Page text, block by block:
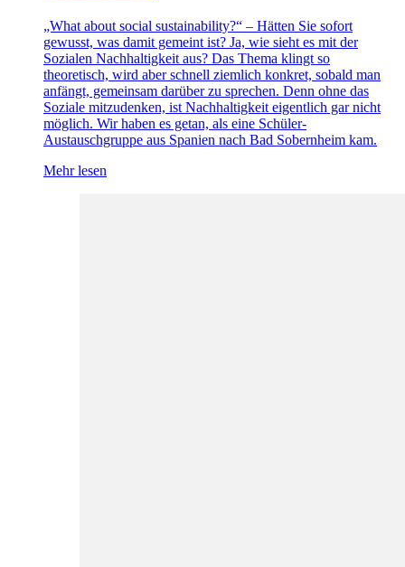
„What about social sustainability?“ – Hätten Sie sofort
gewusst, was damit gemeint ist? Ja, wie sieht es mit der
Sozialen Nachhaltigkeit aus? Das Thema klingt so
theoretisch, wird aber schnell ziemlich konkret, sobald man
anfängt, gemeinsam darüber zu sprechen. Denn ohne das
Soziale mitzudenken, ist Nachhaltigkeit eigentlich gar nicht
möglich. Wir haben es getan, als eine Schüler-
Austauschgruppe aus Spanien nach Bad Sobernheim kam.
Mehr lesen